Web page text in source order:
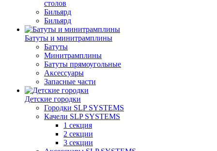
столов
Бильяpд
Бильяpд
Батуты и минитрамплины
Батуты
Минитрамплины
Батуты прямоугольные
Аксессуары
Запасные части
Детские городки
Городки SLP SYSTEMS
Качели SLP SYSTEMS
1 секция
2 секции
3 секции